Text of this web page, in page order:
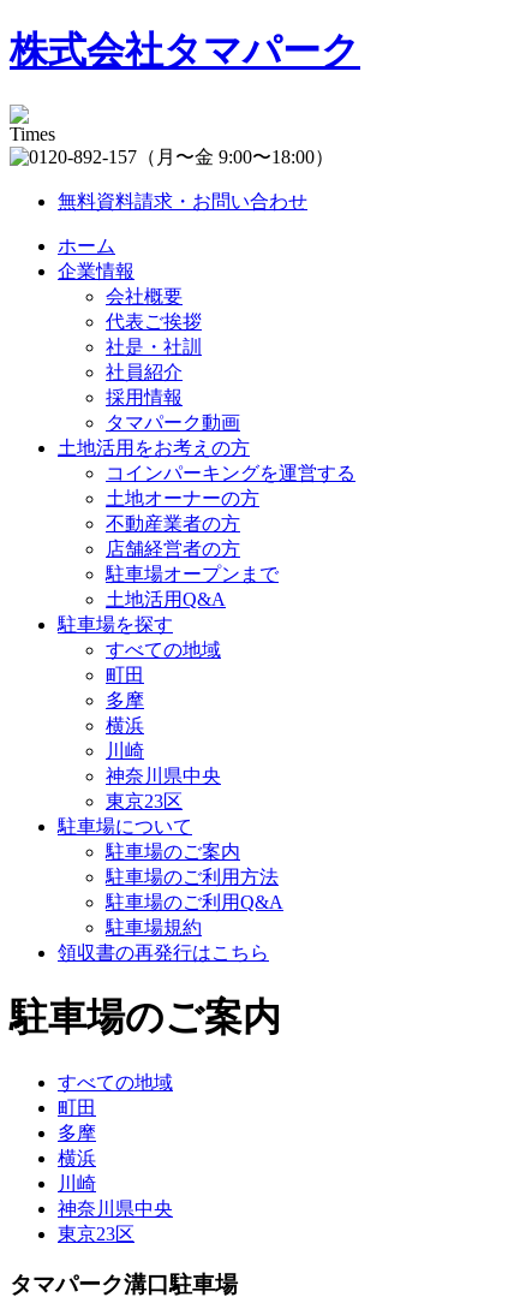
株式会社タマパーク
（月〜金 9:00〜18:00）
無料資料請求・お問い合わせ
ホーム
企業情報
会社概要
代表ご挨拶
社是・社訓
社員紹介
採用情報
タマパーク動画
土地活用をお考えの方
コインパーキングを運営する
土地オーナーの方
不動産業者の方
店舗経営者の方
駐車場オープンまで
土地活用Q&A
駐車場を探す
すべての地域
町田
多摩
横浜
川崎
神奈川県中央
東京23区
駐車場について
駐車場のご案内
駐車場のご利用方法
駐車場のご利用Q&A
駐車場規約
領収書の再発行はこちら
駐車場のご案内
すべての地域
町田
多摩
横浜
川崎
神奈川県中央
東京23区
タマパーク溝口駐車場